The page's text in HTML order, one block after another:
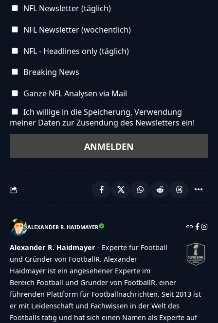
NFL Newsletter (täglich)
NFL Newsletter (wöchentlich)
NFL - Headlines only (täglich)
Breaking News
Ganze NFL Analysen via Mail
Ich willige in die Speicherung, Verwendung
meiner Daten zur Zusendung des Newsletters ein!
ALEXANDER R. HAIDMAYER
Alexander R. Haidmayer - Experte für Football
und Gründer von FootballR. Alexander
Haidmayer ist ein angesehener Experte im
Bereich Football und Gründer von FootballR, einer
führenden Plattform für Footballnachrichten. Seit 2013 ist
er mit Leidenschaft und Fachwissen in der Welt des
Footballs tätig und hat sich einen Namen als Experte auf